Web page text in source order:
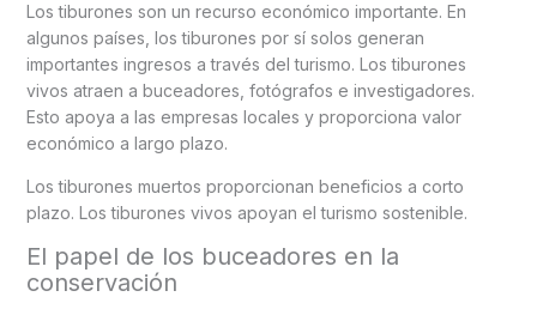
Los tiburones son un recurso económico importante. En
algunos países, los tiburones por sí solos generan
importantes ingresos a través del turismo. Los tiburones
vivos atraen a buceadores, fotógrafos e investigadores.
Esto apoya a las empresas locales y proporciona valor
económico a largo plazo.
Los tiburones muertos proporcionan beneficios a corto
plazo. Los tiburones vivos apoyan el turismo sostenible.
El papel de los buceadores en la
conservación